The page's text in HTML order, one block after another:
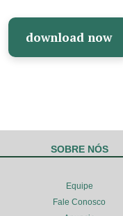
download now
SOBRE NÓS
Equipe
Fale Conosco